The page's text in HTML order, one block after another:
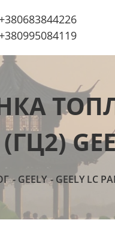
+380683844226
+380995084119
GEELY GEELY LC